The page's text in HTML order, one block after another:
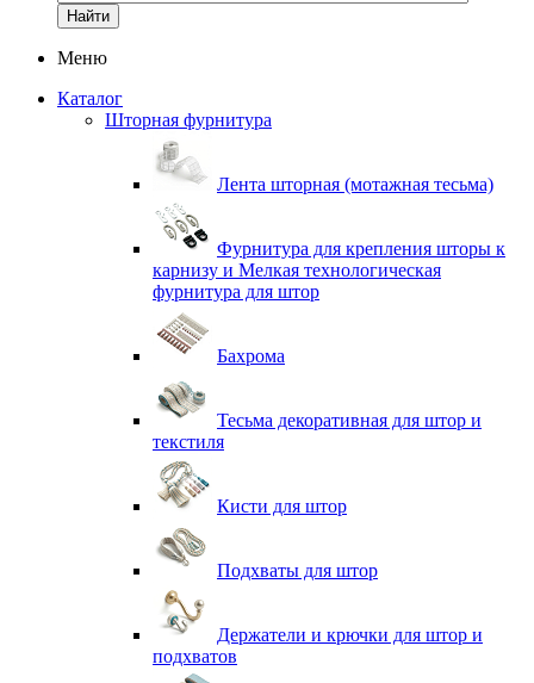
Найти
Меню
Каталог
Шторная фурнитура
Лента шторная (мотажная тесьма)
Фурнитура для крепления шторы к
карнизу и Мелкая технологическая
фурнитура для штор
Бахрома
Тесьма декоративная для штор и
текстиля
Кисти для штор
Подхваты для штор
Держатели и крючки для штор и
подхватов